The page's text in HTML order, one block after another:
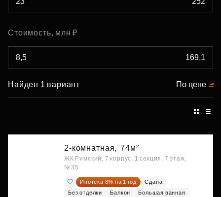
Стоимость, млн ₽
Найден 1 вариант По цене
2-комнатная, 74м²
ЖК Римский, 7 корпус, 1 секция, 7 этаж,
№35
Ипотека 8% на 1 год
Сдана
Без отделки
Балкон
Большая ванная